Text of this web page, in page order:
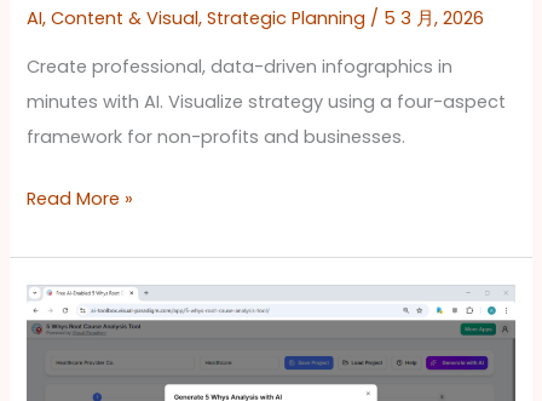
AI,Content & Visual,Strategic Planning / 5 3 月, 2026
Create professional, data-driven infographics in
minutes with AI. Visualize strategy using a four-aspect
framework for non-profits and businesses.
营
利
组
织
战
未
来
Read More »
如
何